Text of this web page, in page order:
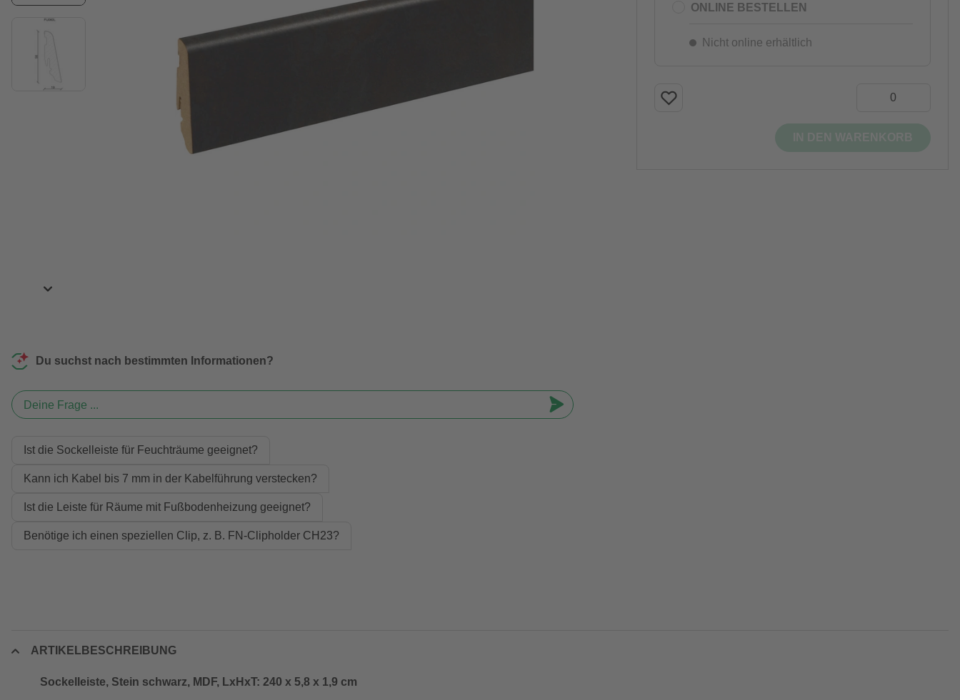
ONLINE BESTELLEN
Nicht online erhältlich
Du suchst nach bestimmten Informationen?
Deine Frage ...
Ist die Sockelleiste für Feuchträume geeignet?
Kann ich Kabel bis 7 mm in der Kabelführung verstecken?
Ist die Leiste für Räume mit Fußbodenheizung geeignet?
Benötige ich einen speziellen Clip, z. B. FN-Clipholder CH23?
ARTIKELBESCHREIBUNG
Sockelleiste, Stein schwarz, MDF, LxHxT: 240 x 5,8 x 1,9 cm